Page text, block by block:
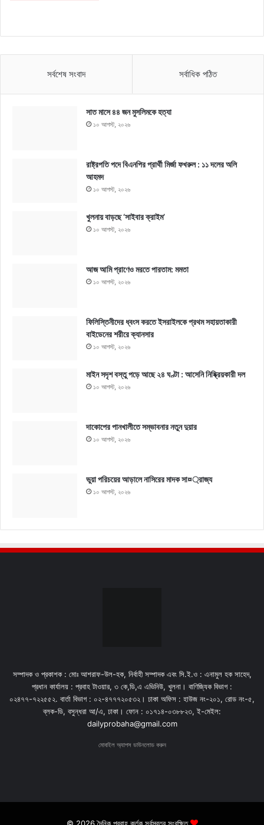
সর্বশেষ সংবাদ সর্বাধিক পঠিত
সাত মাসে ৪৪ জন মুসলিমকে হত্যা
১০ আগস্ট, ২০২৬
রাষ্ট্রপতি পদে বিএনপির প্রার্থী মির্জা ফখরুল : ১১ দলের অলি
আহমদ
১০ আগস্ট, ২০২৬
খুলনায় বাড়ছে ‘সাইবার ক্রাইম’
১০ আগস্ট, ২০২৬
আজ আমি প্রাণেও মরতে পারতাম: মমতা
১০ আগস্ট, ২০২৬
ফিলিস্তিনীদের ধ্বংস করতে ইসরাইলকে প্রথম সহায়তাকারী
বাইডেনের শরীরে ক্যানসার
১০ আগস্ট, ২০২৬
মাইন সদৃশ বস্তু পড়ে আছে ২৪ ঘণ্টা : আসেনি নিষ্ক্রিয়কারী দল
১০ আগস্ট, ২০২৬
দাকোপের পানখালীতে সম্ভাবনার নতুন দুয়ার
১০ আগস্ট, ২০২৬
ভুয়া পরিচয়ের আড়ালে নাসিরের মাদক সা¤্রাজ্য
১০ আগস্ট, ২০২৬
সম্পাদক ও প্রকাশক : মোঃ আশরাফ-উল-হক, নির্বাহী সম্পাদক এবং সি.ই.ও : এনামুল হক সাহেদ,
প্রধান কার্যালয় : প্রবাহ টাওয়ার, ৩ কে,ডি,এ এভিনিউ, খুলনা। বাণিজ্যিক বিভাগ :
০২৪৭৭-৭২২৫৫২. বার্তা বিভাগ : ০২-৪৭৭৭২০৫৩২। ঢাকা অফিস : হাউজ নং-২০১, রোড নং-৫,
ব্লক-ডি, বসুন্ধরা আ/এ, ঢাকা। ফোন : ০১৭১৪-০৩৮৮২৩, ই-মেইল:
dailyprobaha@gmail.com
মোবাইল অ্যাপস ডাউনলোড করুন
© 2026 দৈনিক প্রবাহ কর্তৃক সর্বস্বত্ব সংরক্ষিত